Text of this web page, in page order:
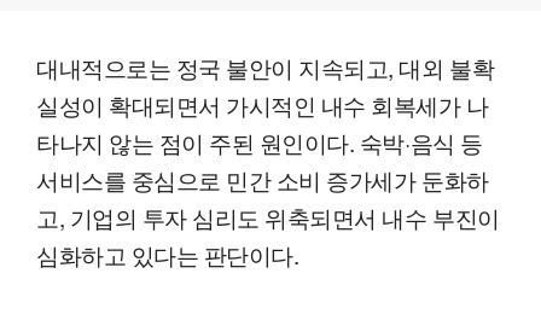
대내적으로는 정국 불안이 지속되고, 대외 불확
실성이 확대되면서 가시적인 내수 회복세가 나
타나지 않는 점이 주된 원인이다. 숙박·음식 등
서비스를 중심으로 민간 소비 증가세가 둔화하
고, 기업의 투자 심리도 위축되면서 내수 부진이
심화하고 있다는 판단이다.